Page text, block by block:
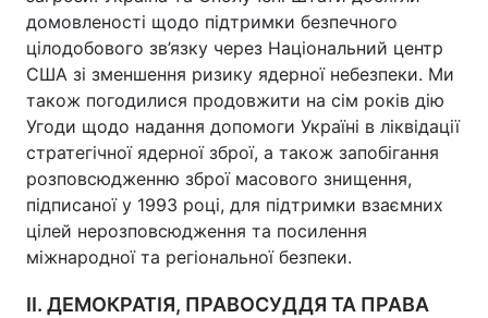
домовленості щодо підтримки безпечного
цілодобового зв’язку через Національний центр
США зі зменшення ризику ядерної небезпеки. Ми
також погодилися продовжити на сім років дію
Угоди щодо надання допомоги Україні в ліквідації
стратегічної ядерної зброї, а також запобігання
розповсюдженню зброї масового знищення,
підписаної у 1993 році, для підтримки взаємних
цілей нерозповсюдження та посилення
міжнародної та регіональної безпеки.
ІI. ДЕМОКРАТІЯ, ПРАВОСУДДЯ ТА ПРАВА